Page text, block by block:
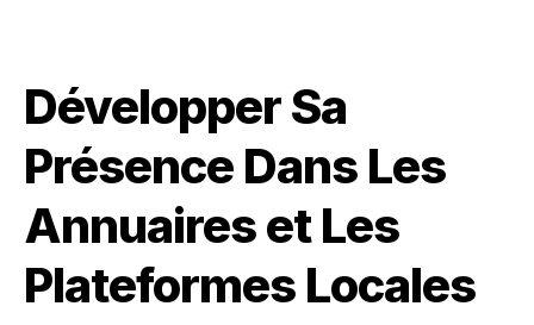
Développer Sa
Présence Dans Les
Annuaires et Les
Plateformes Locales